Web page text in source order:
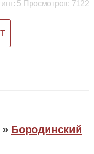
5 Просмотров: 7122
» Бородинский